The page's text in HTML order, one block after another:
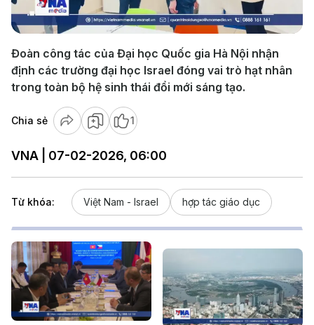
Video
Đoàn công tác của Đại học Quốc gia Hà Nội nhận
định các trường đại học Israel đóng vai trò hạt nhân
trong toàn bộ hệ sinh thái đổi mới sáng tạo.
Chia sẻ 1
VNA | 07-02-2026, 06:00
Từ khóa: Việt Nam - Israel hợp tác giáo dục